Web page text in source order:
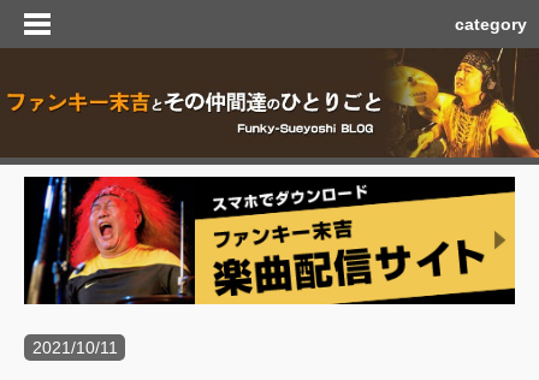
category
2021/10/11